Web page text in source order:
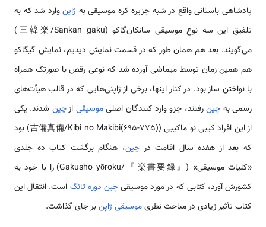
پادشاهی باستانی واقع در شبه جزیره کره موسیقی به ژاپنوارد شد که به
تلفیق این سه نوع موسیقی سانکان‌گاکو (三韓楽/Sankan gaku)
می‌گویند. بعد هم همان طور که در قسمت نمایش دیدیم، نمایش گیگاکو
هم همین زمان توسط میماشی آورده شد که نوعی رقص با صورتک همراه
با نواختن ساز بود. در کنار اینها، برخی از ژاپنی‌هایی که در قالب هیأت‌های
رسمی به چینرفتند، جزو وارد کنندگان اصلیموسیقی ازچین شدند. یکی
از این افراد کیبی نو ماکیبی (吉備真備/Kibi no Makibi(695-775)) بود
که بعد از هفده سال اقامت درچین، هنگام برگشت کتاب ده جلدی
«کلیات موسیقی» (『楽書要録』/Gakusho yōroku) را با خود به
کشورش آورد، کتابی که در مورد موسیقیچین دوره تانگ است. انتقال این
کتاب تأثیر زیادی در مباحث نظریموسیقی ژاپنبر جای گذاشت.